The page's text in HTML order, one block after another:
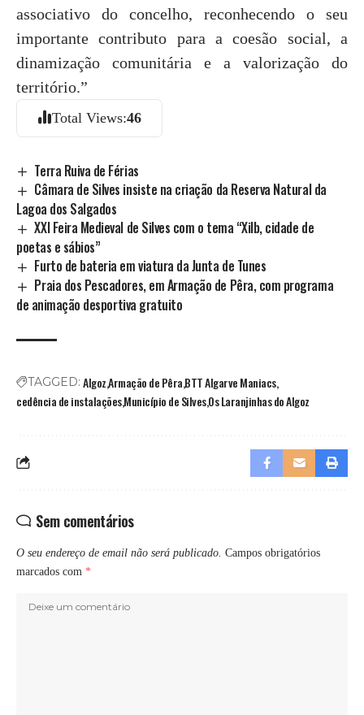
associativo do concelho, reconhecendo o seu
importante contributo para a coesão social, a
dinamização comunitária e a valorização do
território.”
Total Views:46
Terra Ruiva de Férias
Câmara de Silves insiste na criação da Reserva Natural da
Lagoa dos Salgados
XXI Feira Medieval de Silves com o tema “Xilb, cidade de
poetas e sábios”
Furto de bateria em viatura da Junta de Tunes
Praia dos Pescadores, em Armação de Pêra, com programa
de animação desportiva gratuito
TAGGED: AlgozArmação de PêraBTT Algarve Maniacs
cedência de instalaçõesMunicípio de SilvesOs Laranjinhas do Algoz
Sem comentários
O seu endereço de email não será publicado. Campos obrigatórios
marcados com *